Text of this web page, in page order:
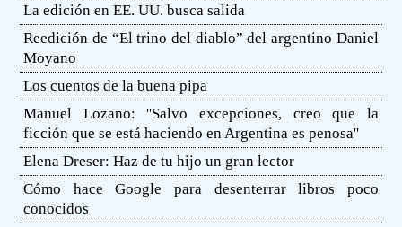
La edición en EE. UU. busca salida
Reedición de “El trino del diablo” del argentino Daniel
Moyano
Los cuentos de la buena pipa
Manuel Lozano: ''Salvo excepciones, creo que la
ficción que se está haciendo en Argentina es penosa''
Elena Dreser: Haz de tu hijo un gran lector
Cómo hace Google para desenterrar libros poco
conocidos